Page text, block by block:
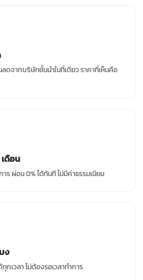
ดจากบริษัทชั้นนำในที่เดียว ราคาที่เห็นคือ
ดือน
ร ผ่อน 0% ได้ทันที ไม่มีค่าธรรมเนียม
ง
กเวลา ไม่ต้องรอเวลาทำการ